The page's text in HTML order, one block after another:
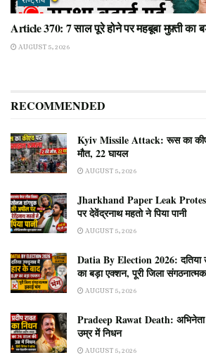
Article 370: 7 साल पूरे होने पर महबूबा मुफ़्ती का
AUGUST 5, 2026
RECOMMENDED
Kyiv Missile Attack: रूस का
मौत, 22 घायल
AUGUST 5, 2026
Jharkhand Paper Leak
पर देवेंद्रनाथ महतो ने पिया पानी
AUGUST 5, 2026
Datia By Election 2026: दतिया
का बड़ा एक्शन, पूरी जिला
AUGUST 5, 2026
Pradeep Rawat Death: अभिनेता
उम्र में निधन
AUGUST 5, 2026